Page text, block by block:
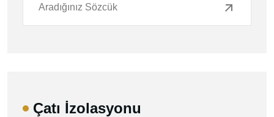
Çatı İzolasyonu